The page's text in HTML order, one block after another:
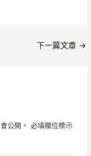
下一篇文章 →
公開。 必填欄位標示